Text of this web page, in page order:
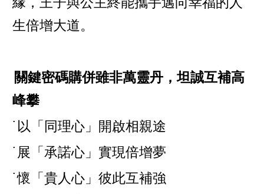
生倍增大道。
關鍵密碼購併雖非萬靈丹，坦誠互補高
峰攀
˙以「同理心」開啟相親途
˙展「承諾心」實現倍增夢
˙懷「貴人心」彼此互補強